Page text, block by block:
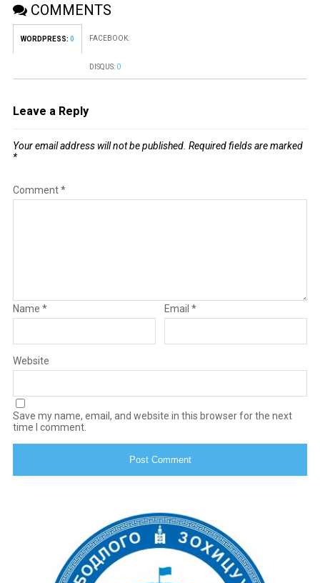
COMMENTS
WORDPRESS: 0 FACEBOOK:
DISQUS: 0
Leave a Reply
Your email address will not be published. Required fields are marked
*
Comment*
Name * Email*
Website
Save my name, email, and website in this browser for the next
time I comment.